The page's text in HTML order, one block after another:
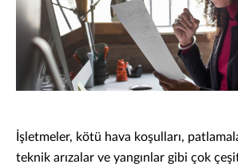
İşletmeler, kötü hava koşulları,
teknik arızalar ve yangınlar gibi çok